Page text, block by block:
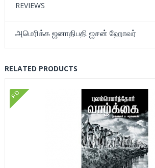
REVIEWS
அமெரிக்க ஜனாதிபதி ஐசன் ஹோவர்
RELATED PRODUCTS
FD